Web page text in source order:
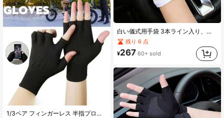
1/3ペア フィンガーレス 半指プロテクティブグローブ、アウトドアサイクリング 防寒 作業手袋、ナイロン伸縮性 ユニセックス 通気性 タッチスクリーン スポーツサイクリンググローブ
白い儀式用手袋 3本ライン入り、補強された滑り止め付き運転手袋、吸汗性と通気性、白い儀式用手袋、パレード用手袋、交通安全作業用手袋、パーティーコスチューム用手袋、ハロウィンアクセサリー、冬用手袋 1ペア
残り 6 点
¥267 60+ sold